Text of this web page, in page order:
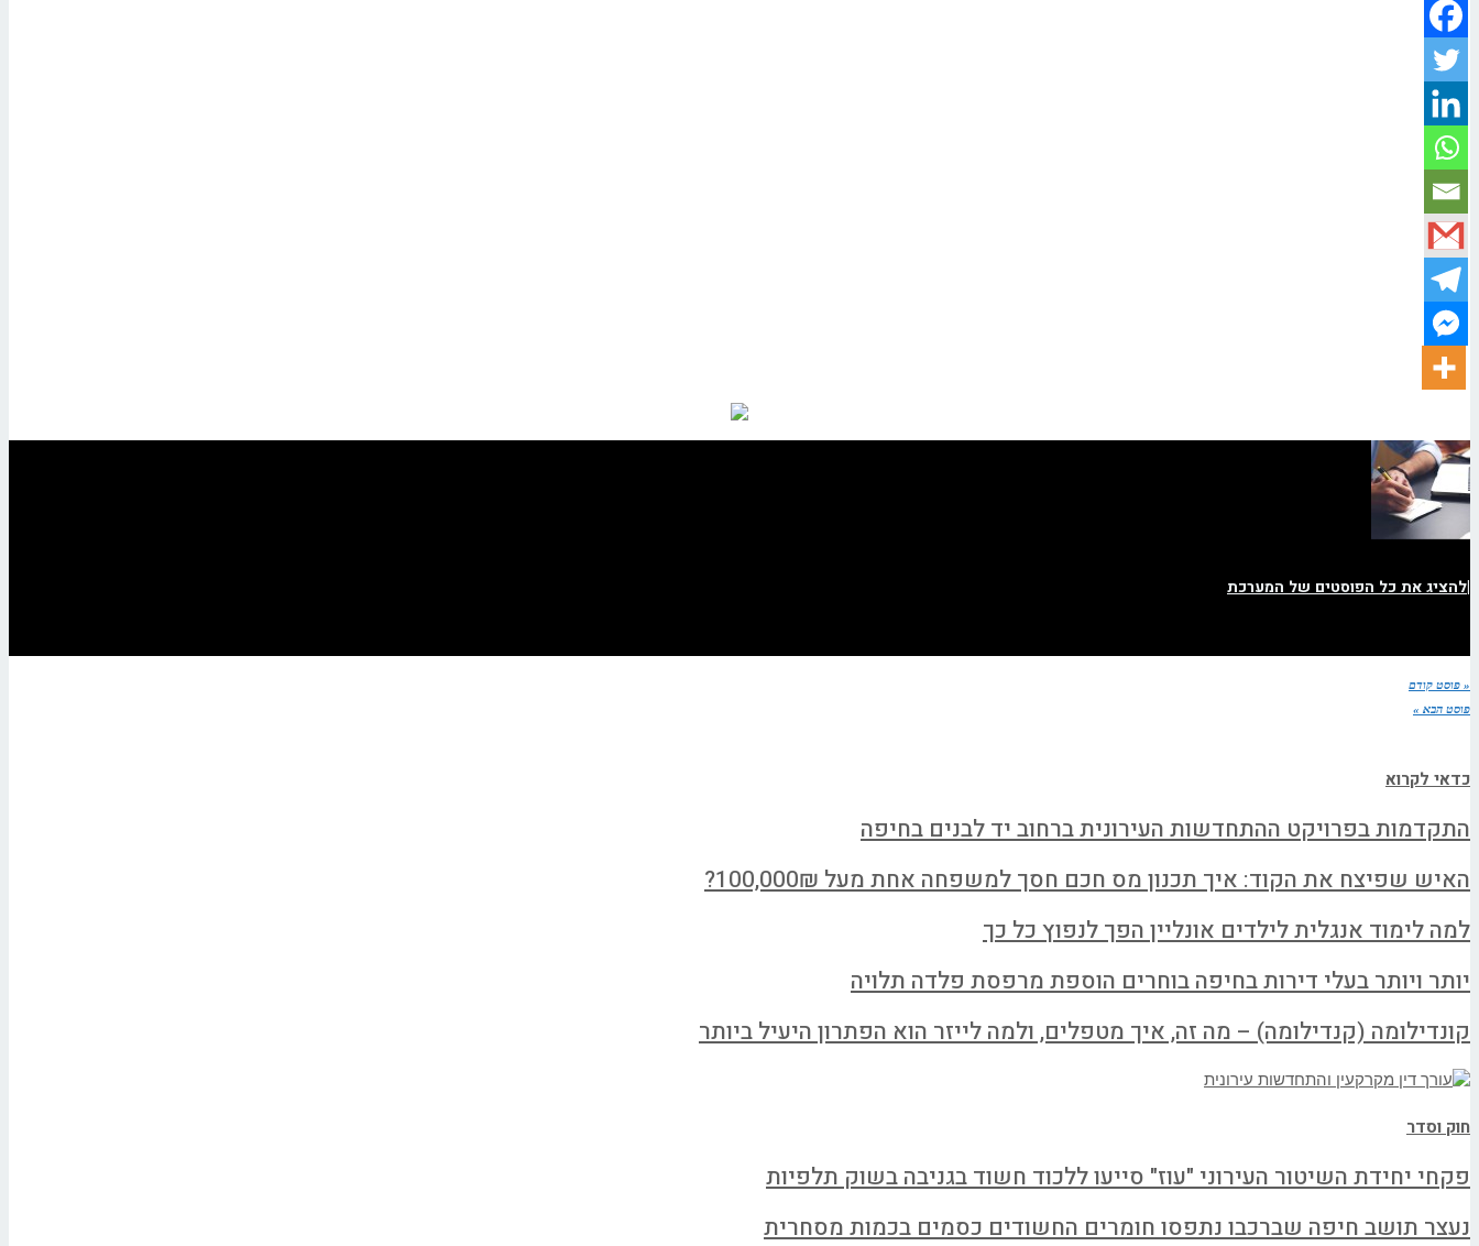
|להציג את כל הפוסטים של המערכת
« פוסט קודם
פוסט הבא »
כדאי לקרוא
התקדמות בפרויקט ההתחדשות העירונית ברחוב יד לבנים בחיפה
האיש שפיצח את הקוד: איך תכנון מס חכם חסך למשפחה אחת מעל 100,000₪?
למה לימוד אנגלית לילדים אונליין הפך לנפוץ כל כך
יותר ויותר בעלי דירות בחיפה בוחרים הוספת מרפסת פלדה תלויה
קונדילומה (קנדילומה) – מה זה, איך מטפלים, ולמה לייזר הוא הפתרון היעיל ביותר
חוק וסדר
פקחי יחידת השיטור העירוני "עוז" סייעו ללכוד חשוד בגניבה בשוק תלפיות
נעצר תושב חיפה שברכבו נתפסו חומרים החשודים כסמים בכמות מסחרית